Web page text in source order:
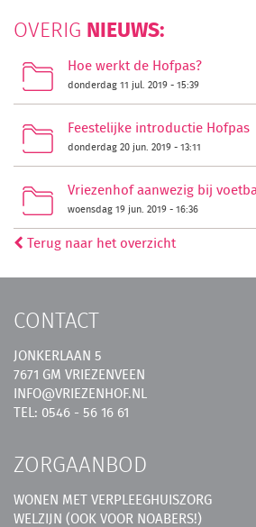
OVERIG NIEUWS:
Hoe werkt de Hofpas?
donderdag 11 jul. 2019 - 15:39
Feestelijke introductie Hofpas
donderdag 20 jun. 2019 - 13:11
Vriezenhof aanwezig bij
woensdag 19 jun. 2019 - 16:36
Terug naar het overzicht
CONTACT
JONKERLAAN 5
7671 GM VRIEZENVEEN
INFO@VRIEZENHOF.NL
TEL: 0546 - 56 16 61
ZORGAANBOD
WONEN MET VERPLEEGHUISZORG
WELZIJN (OOK VOOR NOABERS!)